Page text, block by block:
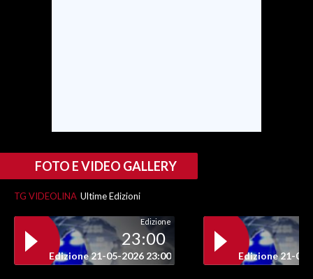
3 MINUTI CON
INSULARITÀ
INFO AZIENDE
FOTO E VIDEO GALLERY
TG VIDEOLINA Ultime Edizioni
Edizione
23:00
Edizione 21-05-2026 23:00 Edizione 21-05-